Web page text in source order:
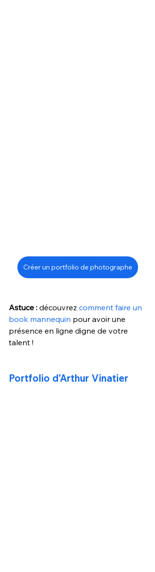
Créer un portfolio de photographe
Astuce : découvrez comment faire un
book mannequin pour avoir une
présence en ligne digne de votre
talent !
Portfolio d'Arthur Vinatier